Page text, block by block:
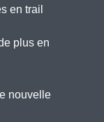
en trail
plus en
nouvelle